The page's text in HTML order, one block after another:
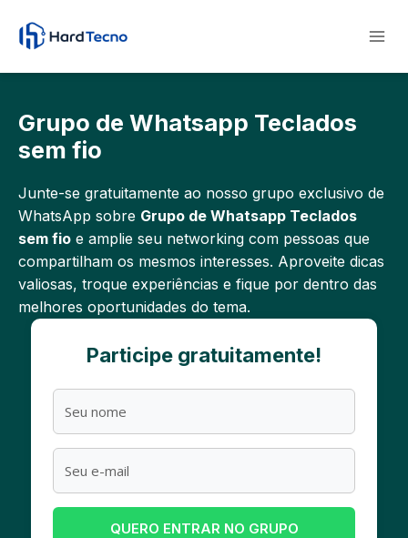
para
Conteúdo
Grupo de Whatsapp Teclados
sem fio
Junte-se gratuitamente ao nosso grupo exclusivo de
WhatsApp sobre Grupo de Whatsapp Teclados
sem fio e amplie seu networking com pessoas que
compartilham os mesmos interesses. Aproveite dicas
valiosas, troque experiências e fique por dentro das
melhores oportunidades do tema.
Participe gratuitamente!
QUERO ENTRAR NO GRUPO